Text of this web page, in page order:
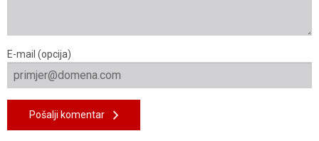
E-mail (opcija)
Pošalji komentar